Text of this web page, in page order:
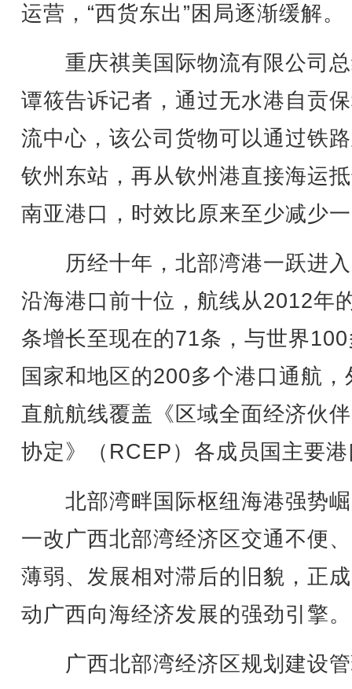
运营，“西货东出”困局逐渐缓解。
重庆祺美国际物流有限公司
谭筱告诉记者，通过无水港自贡
流中心，该公司货物可以通过铁
钦州东站，再从钦州港直接海运
南亚港口，时效比原来至少减少
历经十年，北部湾港一跃进
沿海港口前十位，航线从2012年
条增长至现在的71条，与世界
国家和地区的200多个港口通航，
直航航线覆盖《区域全面经济伙
协定》（RCEP）各成员国主要
北部湾畔国际枢纽海港强势
一改广西北部湾经济区交通不便
薄弱、发展相对滞后的旧貌，正
动广西向海经济发展的强劲引擎。
广西北部湾经济区规划建设